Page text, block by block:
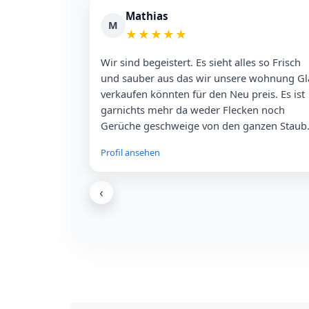
M
Mathias
★ ★ ★ ★ ★
Wir sind begeistert. Es sieht alles so Frisch
und sauber aus das wir unsere wohnung
verkaufen könnten für den Neu preis. Es ist
garnichts mehr da weder Flecken noch
Gerüche geschweige von den ganzen Staub
Gebäudereinigung jeden der mit starken
Profil ansehen
‹